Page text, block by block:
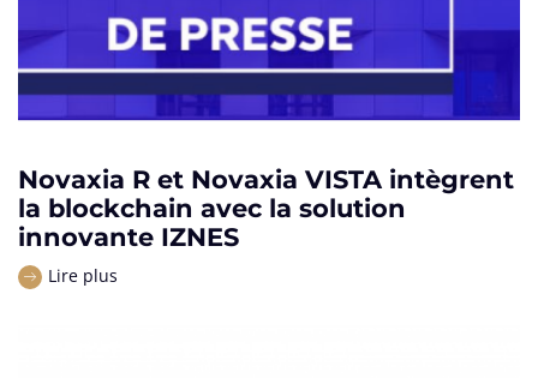
Novaxia R et Novaxia VISTA intègrent
la blockchain avec la solution
innovante IZNES
Lire plus